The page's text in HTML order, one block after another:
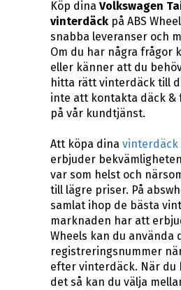
Köp dina Volkswagen
vinterdäckpå ABS
snabba leveranser och
Om du har några frågor
eller känner att du
hitta rätt vinterdäck till
inte att kontakta däck &
på vår kundtjänst.
Att köpa dina vinterdäck
erbjuder
var som helst och
till lägre priser. På
samlat ihop de bästa
marknaden har att
Wheels kan du använda
registreringsnummer
efter vinterdäck. När du
det så kan du välja